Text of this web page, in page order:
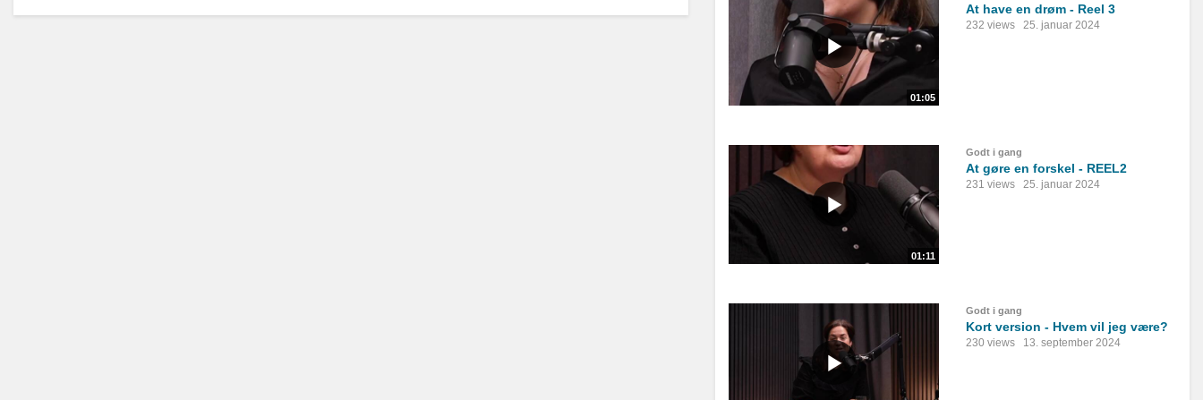
01:05
At have en drøm - Reel 3
232 views 25. januar 2024
01:11
Godt i gang
At gøre en forskel - REEL2
231 views 25. januar 2024
Godt i gang
Kort version - Hvem vil jeg være?
230 views 13. september 2024